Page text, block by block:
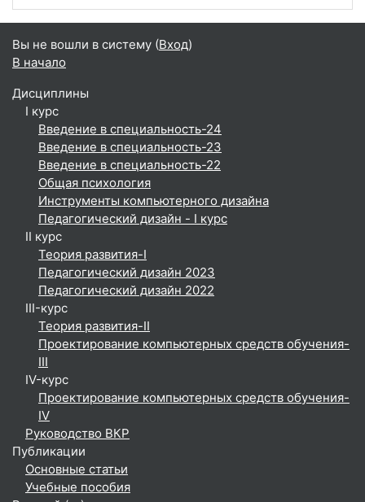
Вы не вошли в систему (Вход)
В начало
Дисциплины
I курс
Введение в специальность-24
Введение в специальность-23
Введение в специальность-22
Общая психология
Инструменты компьютерного дизайна
Педагогический дизайн - I курс
II курс
Теория развития-I
Педагогический дизайн 2023
Педагогический дизайн 2022
III-курс
Теория развития-II
Проектирование компьютерных средств обучения-
III
IV-курс
Проектирование компьютерных средств обучения-
IV
Руководство ВКР
Публикации
Основные статьи
Учебные пособия